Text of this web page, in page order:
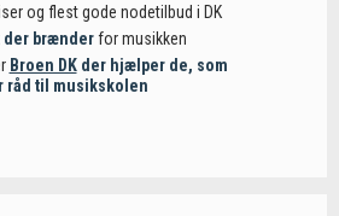
og flest gode nodetilbud i DK
der brænderfor musikken
Broen DKder hjælper de, som
råd til musikskolen